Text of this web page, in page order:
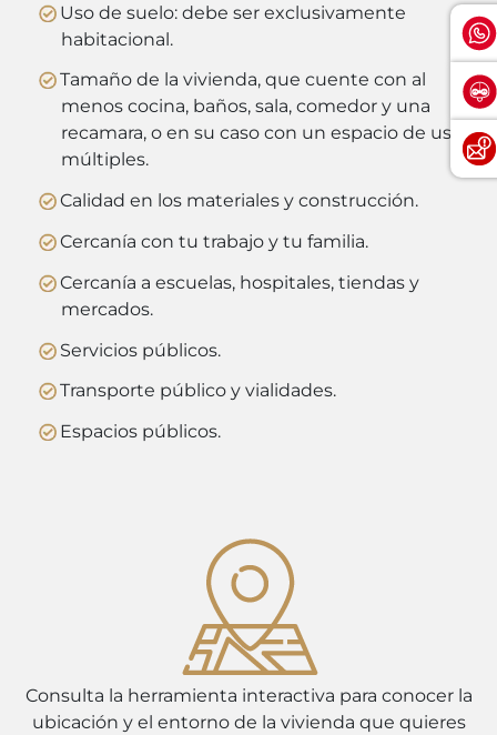
Uso de suelo: debe ser exclusivamente
habitacional.
Tamaño de la vivienda, que cuente con al
menos cocina, baños, sala, comedor y una
recamara, o en su caso con un espacio de usos
múltiples.
Calidad en los materiales y construcción.
Cercanía con tu trabajo y tu familia.
Cercanía a escuelas, hospitales, tiendas y
mercados.
Servicios públicos.
Transporte público y vialidades.
Espacios públicos.
Consulta la herramienta interactiva para conocer la
ubicación y el entorno de la vivienda que quieres